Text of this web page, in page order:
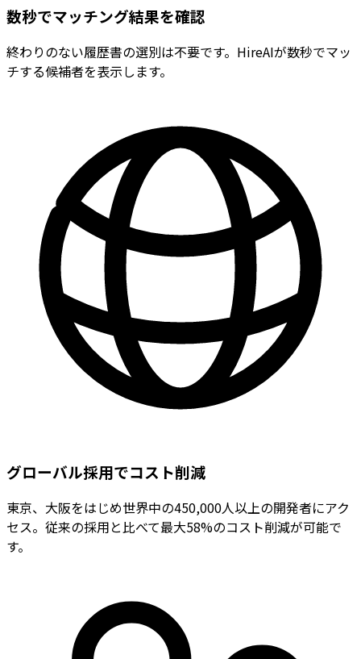
数秒でマッチング結果を確認
終わりのない履歴書の選別は不要です。HireAIが数秒でマッ
チする候補者を表示します。
グローバル採用でコスト削減
東京、大阪をはじめ世界中の450,000人以上の開発者にアク
セス。従来の採用と比べて最大58%のコスト削減が可能で
す。